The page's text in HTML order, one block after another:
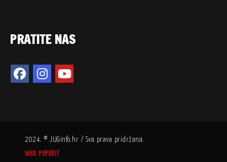
PRATITE NAS
2024. © JUGinfo.hr / Sva prava pridržana.
WEB PEPERIT